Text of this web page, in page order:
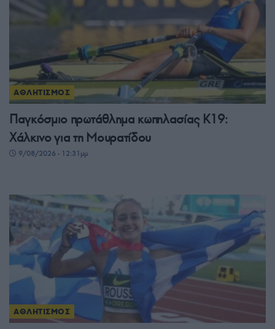
ΑΘΛΗΤΙΣΜΟΣ
Παγκόσμιο πρωτάθλημα κωπηλασίας Κ19:
Χάλκινο για τη Μουρατίδου
9/08/2026 - 12:31μμ
ΑΘΛΗΤΙΣΜΟΣ